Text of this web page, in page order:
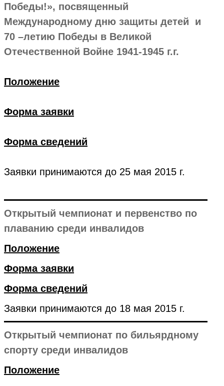
Победы!», посвященный
Международному дню защиты детей и
70 –летию Победы в Великой
Отечественной Войне 1941-1945 г.г.
Положение
Форма заявки
Форма сведений
Заявки принимаются до 25 мая 2015 г.
Открытый чемпионат и первенство по
плаванию среди инвалидов
Положение
Форма заявки
Форма сведений
Заявки принимаются до 18 мая 2015 г.
Открытый чемпионат по бильярдному
спорту среди инвалидов
Положение